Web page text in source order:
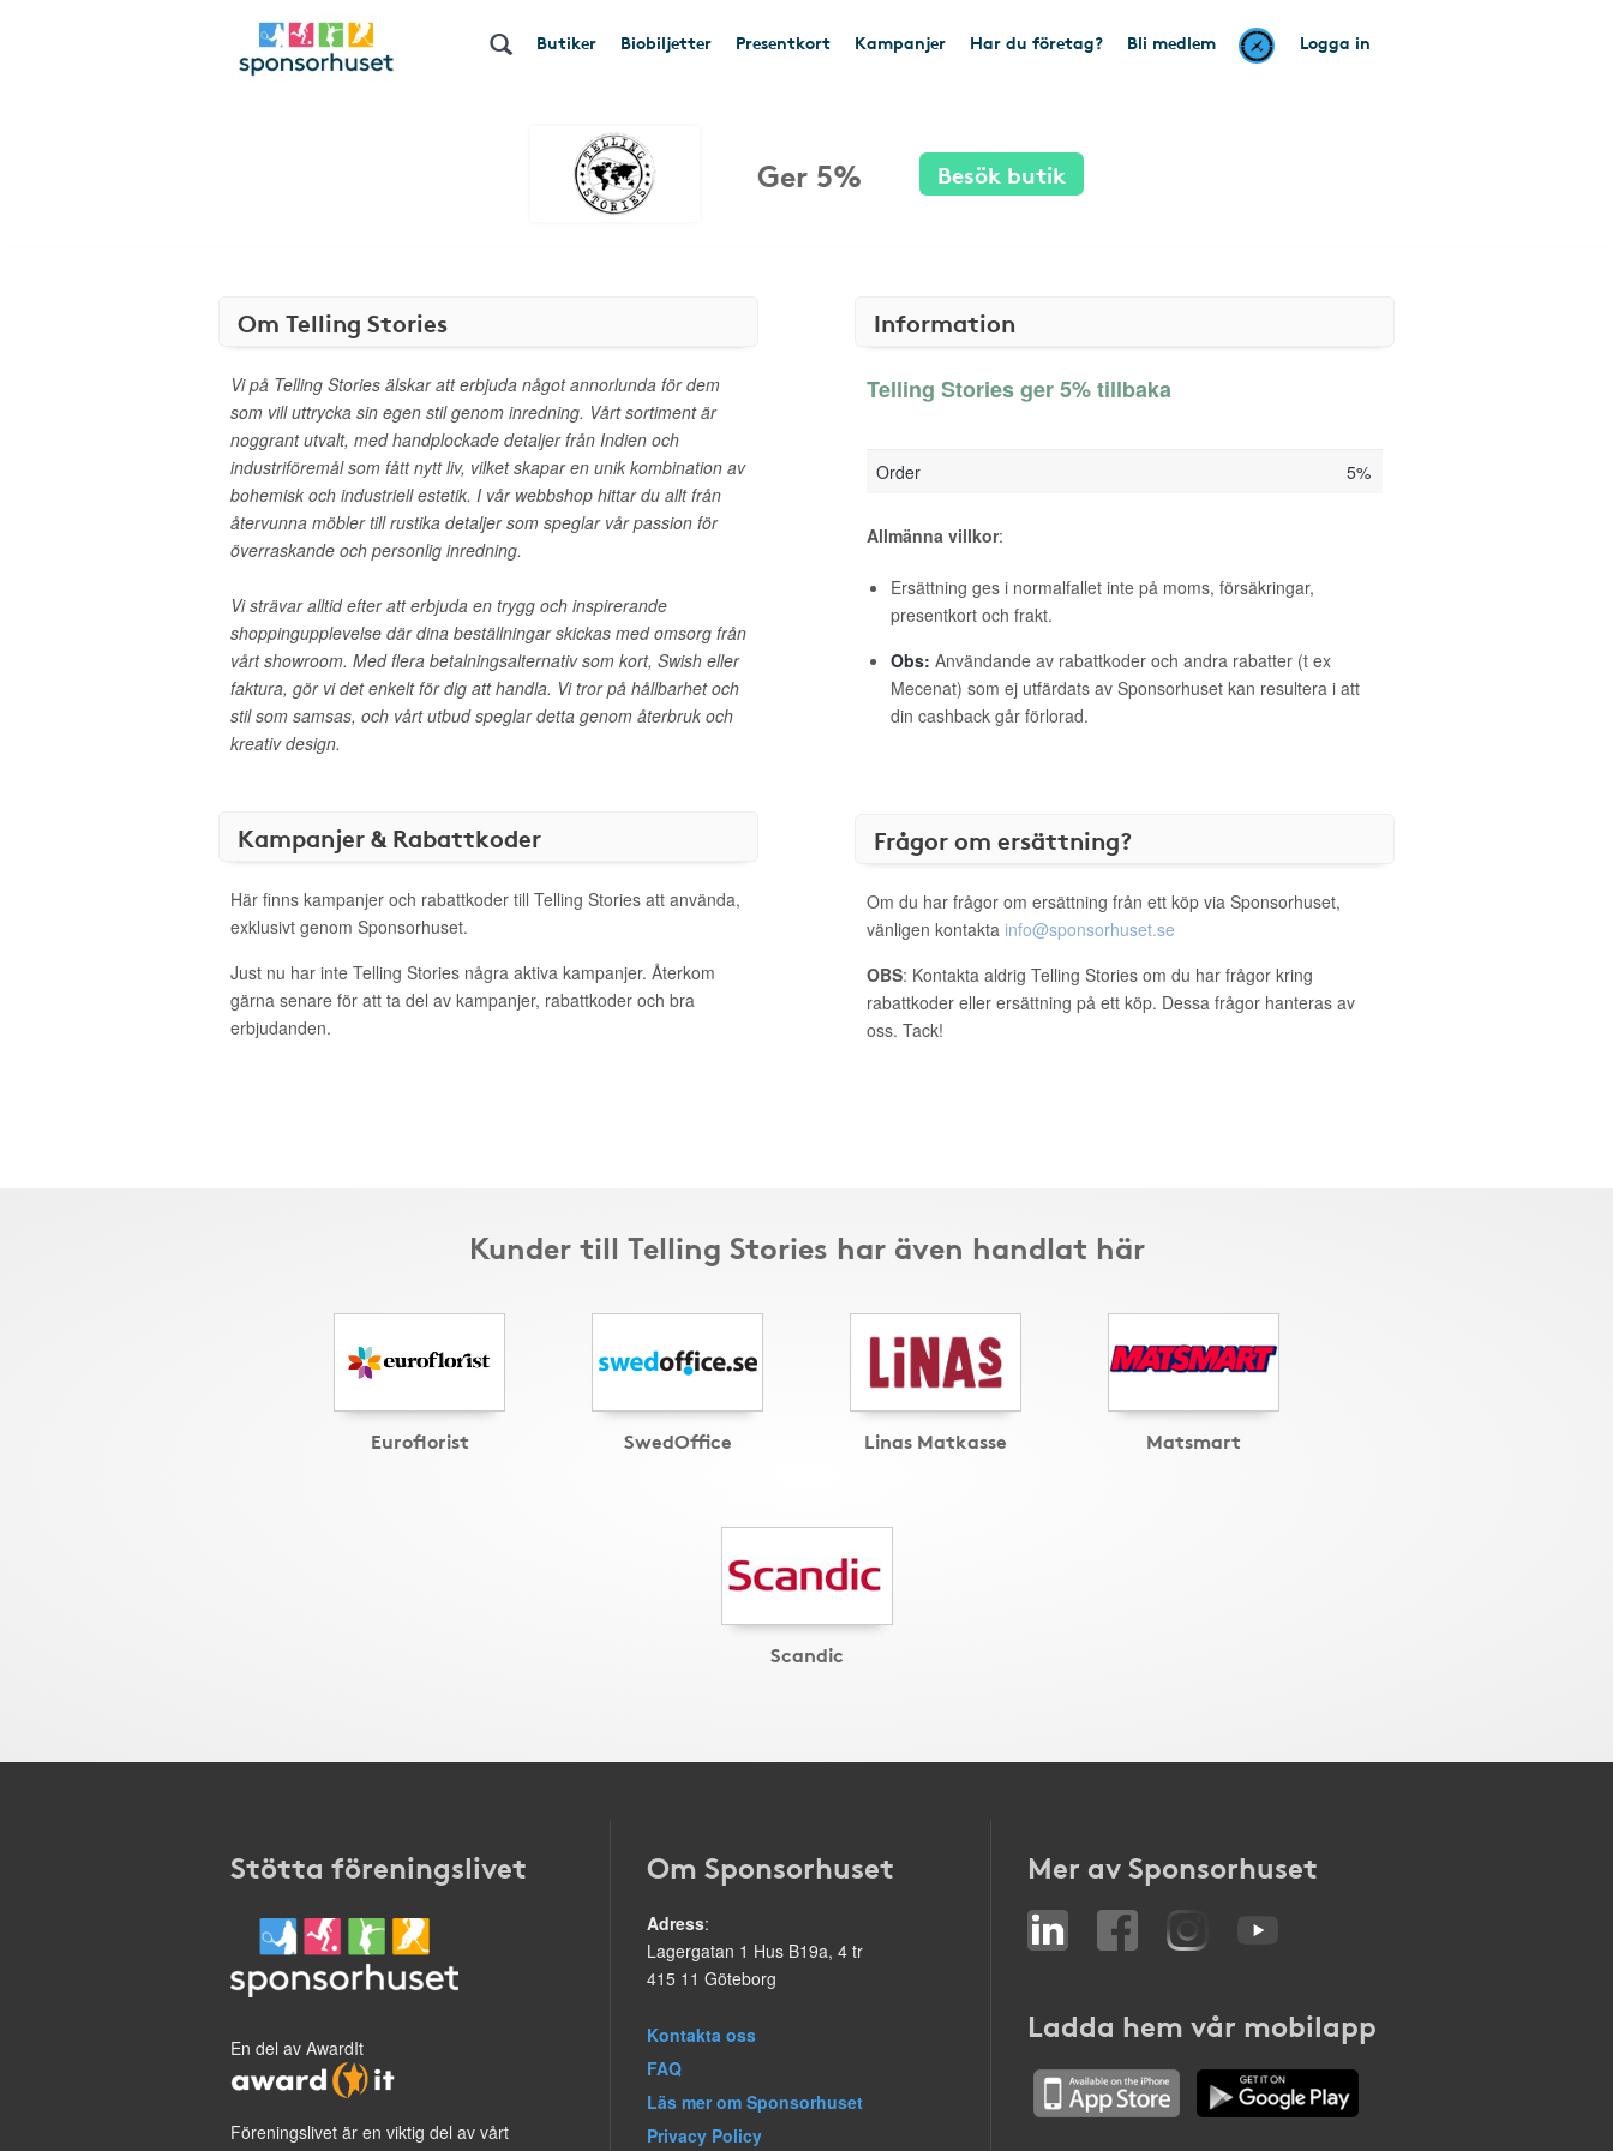
Butiker Biobiljetter Presentkort Kampanjer Har du företag? Bli medlem Logga in
Ger 5% Besök butik
Om Telling Stories
Vi på Telling Stories älskar att erbjuda något annorlunda för dem
som vill uttrycka sin egen stil genom inredning. Vårt sortiment är
noggrant utvalt, med handplockade detaljer från Indien och
industriföremål som fått nytt liv, vilket skapar en unik kombination av
bohemisk och industriell estetik. I vår webbshop hittar du allt från
återvunna möbler till rustika detaljer som speglar vår passion för
överraskande och personlig inredning.
Vi strävar alltid efter att erbjuda en trygg och inspirerande
shoppingupplevelse där dina beställningar skickas med omsorg från
vårt showroom. Med flera betalningsalternativ som kort, Swish eller
faktura, gör vi det enkelt för dig att handla. Vi tror på hållbarhet och
stil som samsas, och vårt utbud speglar detta genom återbruk och
kreativ design.
Kampanjer & Rabattkoder
Här finns kampanjer och rabattkoder till Telling Stories att använda,
exklusivt genom Sponsorhuset.
Just nu har inte Telling Stories några aktiva kampanjer. Återkom
gärna senare för att ta del av kampanjer, rabattkoder och bra
erbjudanden.
Information
Telling Stories ger 5% tillbaka
Order 5%
Allmänna villkor:
Ersättning ges i normalfallet inte på moms, försäkringar,
presentkort och frakt.
Obs: Användande av rabattkoder och andra rabatter (t ex
Mecenat) som ej utfärdats av Sponsorhuset kan resultera i att
din cashback går förlorad.
Frågor om ersättning?
Om du har frågor om ersättning från ett köp via Sponsorhuset,
vänligen kontakta info@sponsorhuset.se
OBS: Kontakta aldrig Telling Stories om du har frågor kring
rabattkoder eller ersättning på ett köp. Dessa frågor hanteras av
oss. Tack!
Kunder till Telling Stories har även handlat här
Euroflorist SwedOffice Linas Matkasse Matsmart
Scandic
Stötta föreningslivet
En del av AwardIt
Föreningslivet är en viktig del av vårt
Om Sponsorhuset
Adress:
Lagergatan 1 Hus B19a, 4 tr
415 11 Göteborg
Kontakta oss
FAQ
Läs mer om Sponsorhuset
Privacy Policy
Mer av Sponsorhuset
Ladda hem vår mobilapp